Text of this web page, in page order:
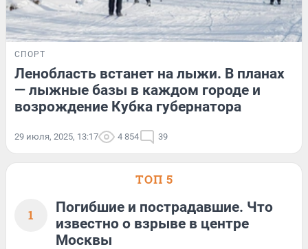
СПОРТ
Ленобласть встанет на лыжи. В планах
— лыжные базы в каждом городе и
возрождение Кубка губернатора
29 июля, 2025, 13:17 4 854 39
ТОП 5
1
Погибшие и пострадавшие. Что
известно о взрыве в центре
Москвы